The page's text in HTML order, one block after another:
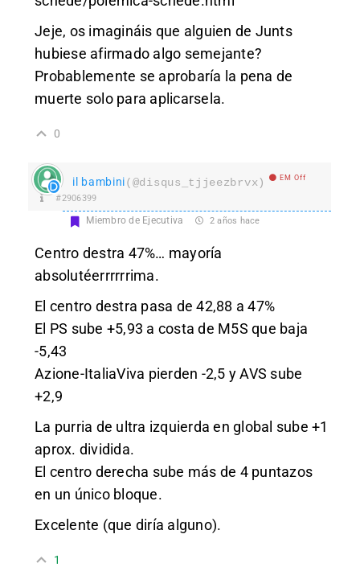
Jeje, os imagináis que alguien de Junts
hubiese afirmado algo semejante?
Probablemente se aprobaría la pena de
muerte solo para aplicarsela.
0
il bambini(@disqus_tjjeezbrvx) EM Off
#2906399
Miembro de Ejecutiva 2 años hace
Centro destra 47%… mayoría
absolutéerrrrrrima.
El centro destra pasa de 42,88 a 47%
El PS sube +5,93 a costa de M5S que baja
-5,43
Azione-ItaliaViva pierden -2,5 y AVS sube
+2,9
La purria de ultra izquierda en global sube +1
aprox. dividida.
El centro derecha sube más de 4 puntazos
en un único bloque.
Excelente (que diría alguno).
1